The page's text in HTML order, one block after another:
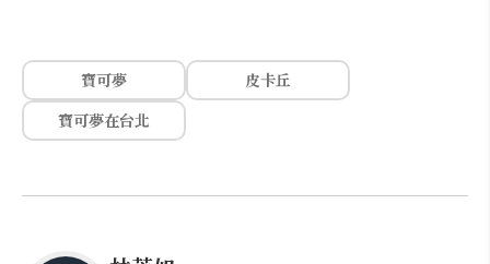
寶可夢
皮卡丘
寶可夢在台北